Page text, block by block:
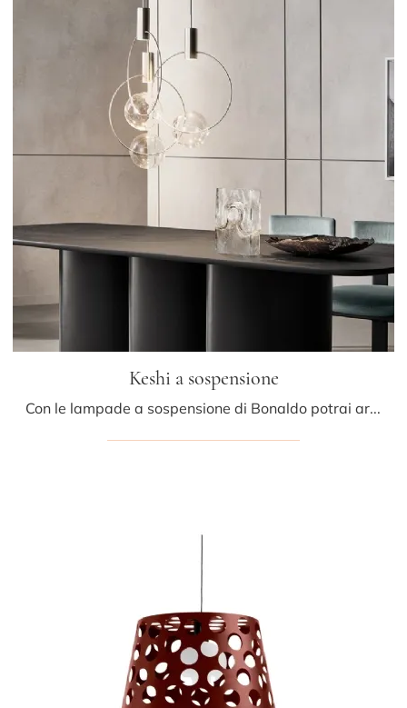
Keshi a sospensione
Con le lampade a sospensione di Bonaldo potrai arricchire i tuoi interni: clicca e scopri Keshi a sospensione!